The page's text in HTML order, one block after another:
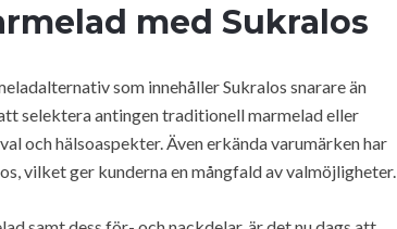
med Sukralos
som innehåller Sukralos snarare än
selektera antingen traditionell marmelad eller
och hälsoaspekter. Även erkända varumärken har
vilket ger kunderna en mångfald av valmöjligheter.